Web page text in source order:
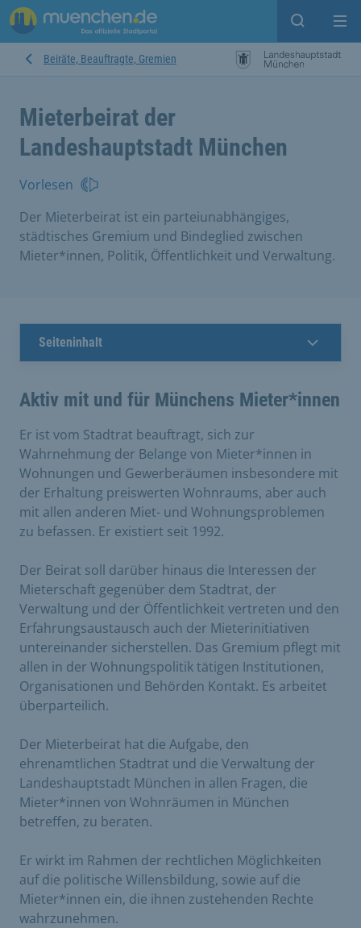
Suche
Beiräte, Beauftragte, Gremien
Mieterbeirat der
Landeshauptstadt München
Vorlesen
Der Mieterbeirat ist ein parteiunabhängiges,
städtisches Gremium und Bindeglied zwischen
Mieter*innen, Politik, Öffentlichkeit und Verwaltung.
Seiteninhalt
Aktiv mit und für Münchens Mieter*innen
Er ist vom Stadtrat beauftragt, sich zur
Wahrnehmung der Belange von Mieter*innen in
Wohnungen und Gewerberäumen insbesondere mit
der Erhaltung preiswerten Wohnraums, aber auch
mit allen anderen Miet- und Wohnungsproblemen
zu befassen. Er existiert seit 1992.
Der Beirat soll darüber hinaus die Interessen der
Mieterschaft gegenüber dem Stadtrat, der
Verwaltung und der Öffentlichkeit vertreten und den
Erfahrungsaustausch auch der Mieterinitiativen
untereinander sicherstellen. Das Gremium pflegt mit
allen in der Wohnungspolitik tätigen Institutionen,
Organisationen und Behörden Kontakt. Es arbeitet
überparteilich.
Der Mieterbeirat hat die Aufgabe, den
ehrenamtlichen Stadtrat und die Verwaltung der
Landeshauptstadt München in allen Fragen, die
Mieter*innen von Wohnräumen in München
betreffen, zu beraten.
Er wirkt im Rahmen der rechtlichen Möglichkeiten
auf die politische Willensbildung, sowie auf die
Mieter*innen ein, die ihnen zustehenden Rechte
wahrzunehmen.